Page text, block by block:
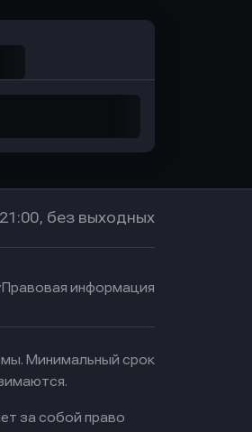
без выходных
Правовая информация
Минимальный срок
за собой право